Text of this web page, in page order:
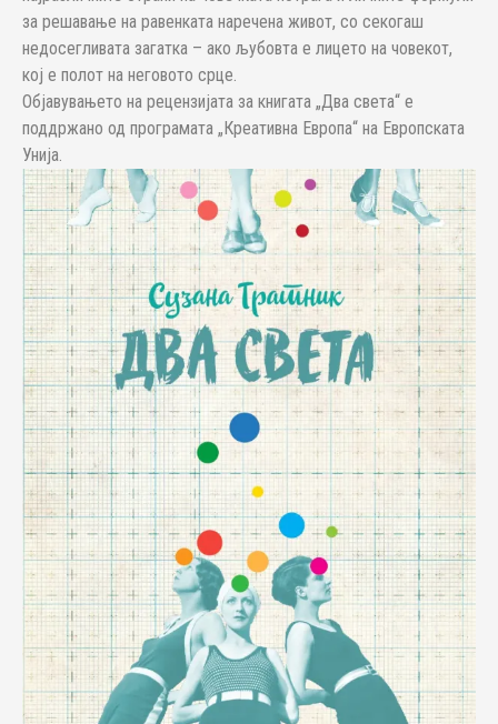
за решавање на равенката наречена живот, со секогаш
недосегливата загатка – ако љубовта е лицето на човекот,
кој е полот на неговото срце.
Објавувањето на рецензијата за книгата „Два света“ е
поддржано од програмата „Креативна Европа“ на Европската
Унија.